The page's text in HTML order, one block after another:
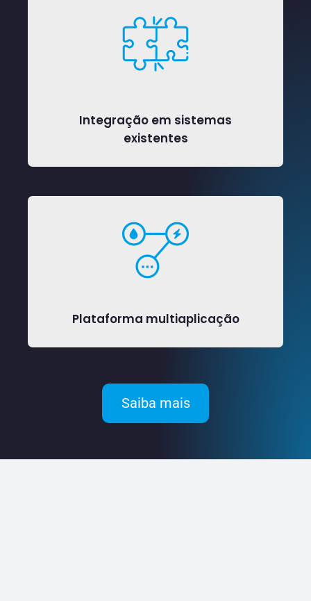
Integração em sistemas
existentes
Plataforma multiaplicação
Saiba mais